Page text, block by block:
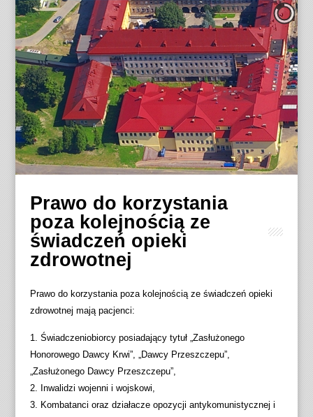
Prawo do korzystania
poza kolejnością ze
świadczeń opieki
zdrowotnej
Prawo do korzystania poza kolejnością ze świadczeń opieki
zdrowotnej mają pacjenci:
1. Świadczeniobiorcy posiadający tytuł „Zasłużonego
Honorowego Dawcy Krwi”, „Dawcy Przeszczepu”,
„Zasłużonego Dawcy Przeszczepu”,
2. Inwalidzi wojenni i wojskowi,
3. Kombatanci oraz działacze opozycji antykomunistycznej i